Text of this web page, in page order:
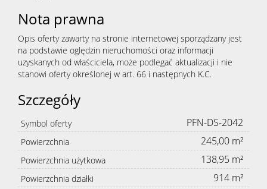
Nota prawna
Opis oferty zawarty na stronie internetowej sporządzany jest
na podstawie oględzin nieruchomości oraz informacji
uzyskanych od właściciela, może podlegać aktualizacji i nie
stanowi oferty określonej w art. 66 i następnych K.C.
Szczegóły
Symbol oferty PFN-DS-2042
Powierzchnia 245,00 m²
Powierzchnia użytkowa 138,95 m²
Powierzchnia działki 914 m²